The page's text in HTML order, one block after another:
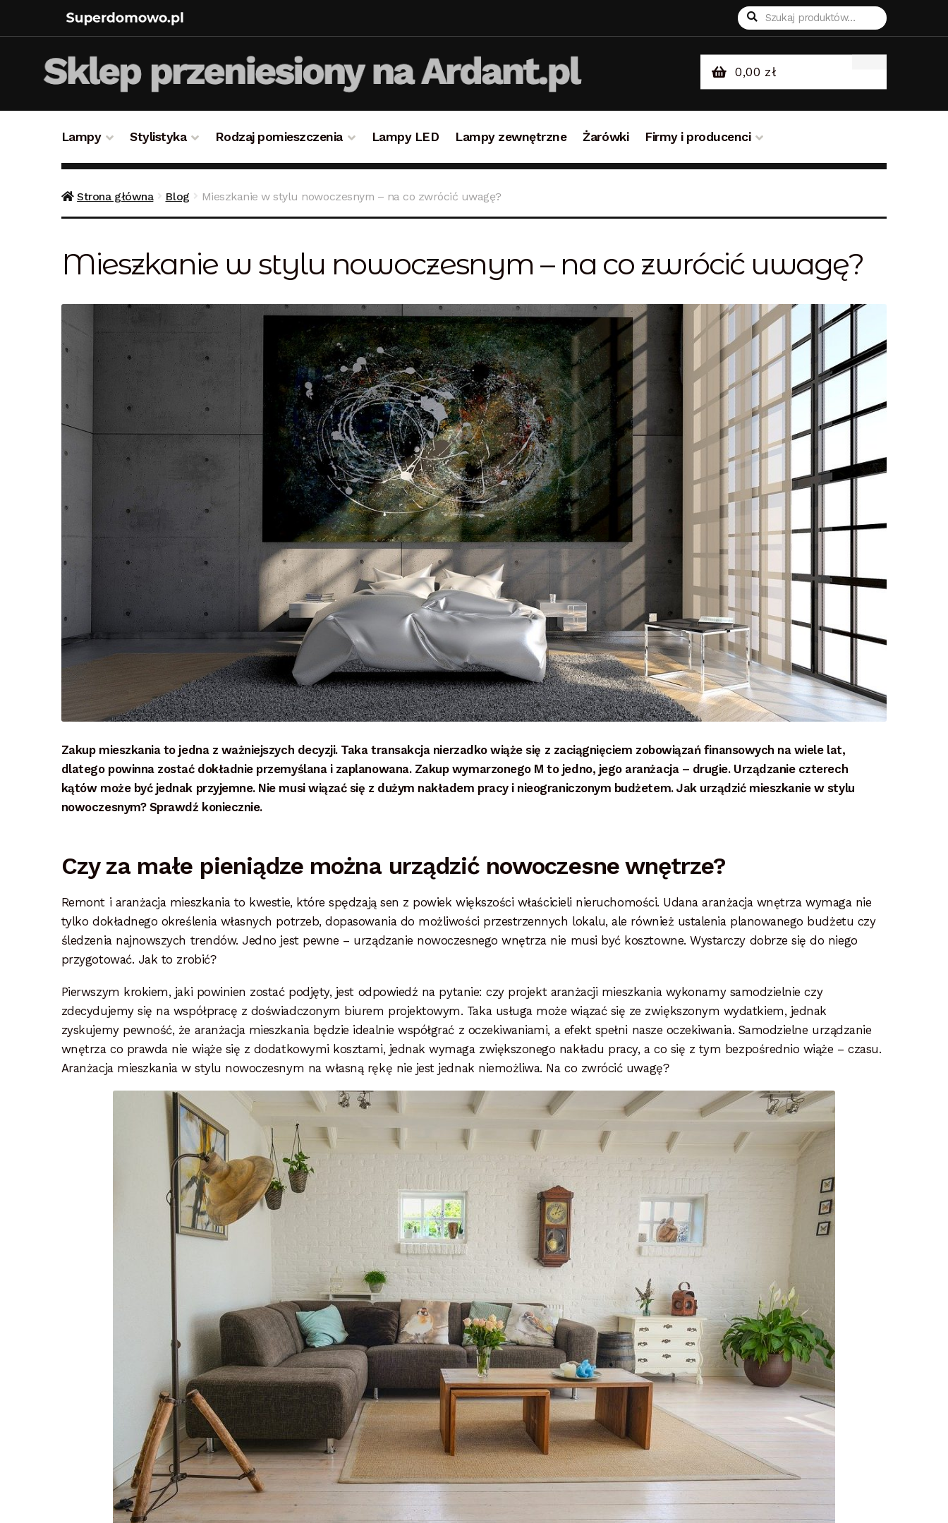
Szukaj:
Szukaj
0,00 zł
Lampy Stylistyka Rodzaj pomieszczenia Lampy LED Lampy zewnętrzne Żarówki Firmy i producenci
Strona główna Blog Mieszkanie w stylu nowoczesnym – na co zwrócić uwagę?
Mieszkanie w stylu nowoczesnym – na co zwrócić uwagę?
Zakup mieszkania to jedna z ważniejszych decyzji. Taka transakcja nierzadko wiąże się z zaciągnięciem zobowiązań finansowych na wiele lat,
dlatego powinna zostać dokładnie przemyślana i zaplanowana. Zakup wymarzonego M to jedno, jego aranżacja – drugie. Urządzanie czterech
kątów może być jednak przyjemne. Nie musi wiązać się z dużym nakładem pracy i nieograniczonym budżetem. Jak urządzić mieszkanie w stylu
nowoczesnym? Sprawdź koniecznie.
Czy za małe pieniądze można urządzić nowoczesne wnętrze?
Remont i aranżacja mieszkania to kwestie, które spędzają sen z powiek większości właścicieli nieruchomości. Udana aranżacja wnętrza wymaga nie
tylko dokładnego określenia własnych potrzeb, dopasowania do możliwości przestrzennych lokalu, ale również ustalenia planowanego budżetu czy
śledzenia najnowszych trendów. Jedno jest pewne – urządzanie nowoczesnego wnętrza nie musi być kosztowne. Wystarczy dobrze się do niego
przygotować. Jak to zrobić?
Pierwszym krokiem, jaki powinien zostać podjęty, jest odpowiedź na pytanie: czy projekt aranżacji mieszkania wykonamy samodzielnie czy
zdecydujemy się na współpracę z doświadczonym biurem projektowym. Taka usługa może wiązać się ze zwiększonym wydatkiem, jednak
zyskujemy pewność, że aranżacja mieszkania będzie idealnie współgrać z oczekiwaniami, a efekt spełni nasze oczekiwania. Samodzielne urządzanie
wnętrza co prawda nie wiąże się z dodatkowymi kosztami, jednak wymaga zwiększonego nakładu pracy, a co się z tym bezpośrednio wiąże – czasu.
Aranżacja mieszkania w stylu nowoczesnym na własną rękę nie jest jednak niemożliwa. Na co zwrócić uwagę?